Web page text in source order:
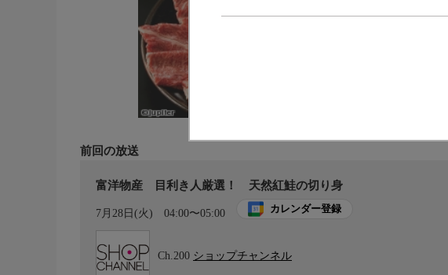
前回の放送
富洋物産 目利き人厳選！ 天然紅鮭の切り身
7月28日(火) 04:00〜05:00 カレンダー登録
Ch.200 ショップチャンネル